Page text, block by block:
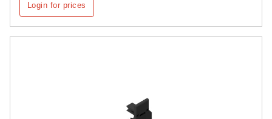
Login for prices